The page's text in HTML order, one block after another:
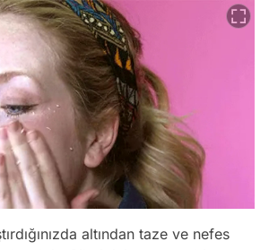
altından taze ve nefes